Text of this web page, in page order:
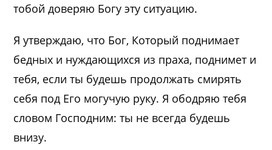
тобой доверяю Богу эту ситуацию.
Я утверждаю, что Бог, Который поднимает
бедных и нуждающихся из праха, поднимет и
тебя, если ты будешь продолжать смирять
себя под Его могучую руку. Я ободряю тебя
словом Господним: ты не всегда будешь
внизу.